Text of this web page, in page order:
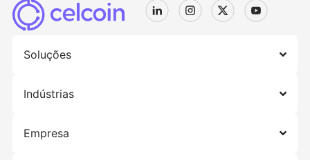
Soluções
Indústrias
Empresa